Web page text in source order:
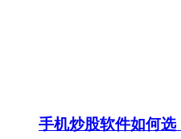
手机炒股软件如何选